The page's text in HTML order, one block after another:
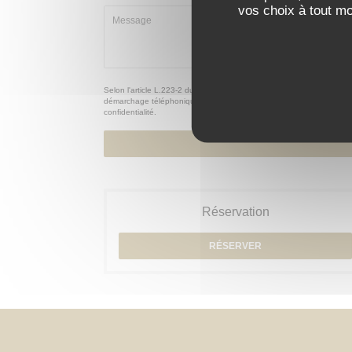
vos choix à tout
Selon l'article L.223-2 du code de la consommation, il est rappelé
démarchage téléphonique Bloctel :
confidentialité
Réservation
RÉSERVER